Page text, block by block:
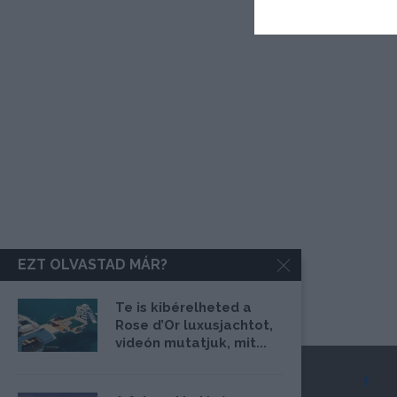
EZT OLVASTAD MÁR?
Te is kibérelheted a
Rose d’Or luxusjachtot,
videón mutatjuk, mit...